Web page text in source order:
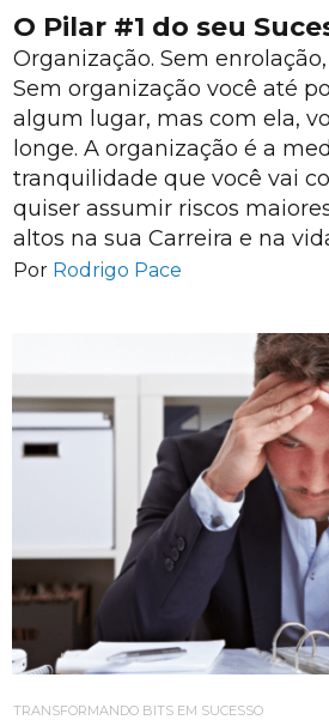
O Pilar #1 do seu
Organização. Sem
Sem organização você até
algum lugar, mas com ela,
longe. A organização é a
tranquilidade que você vai
quiser assumir riscos
altos na sua Carreira e na
Por Rodrigo Pace
TRANSFORMANDO BITS EM SUCESSO